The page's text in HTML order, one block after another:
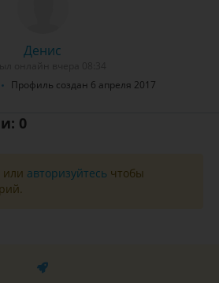
Денис
Профиль создан 6 апреля 2017
0
или авторизуйтесь чтобы